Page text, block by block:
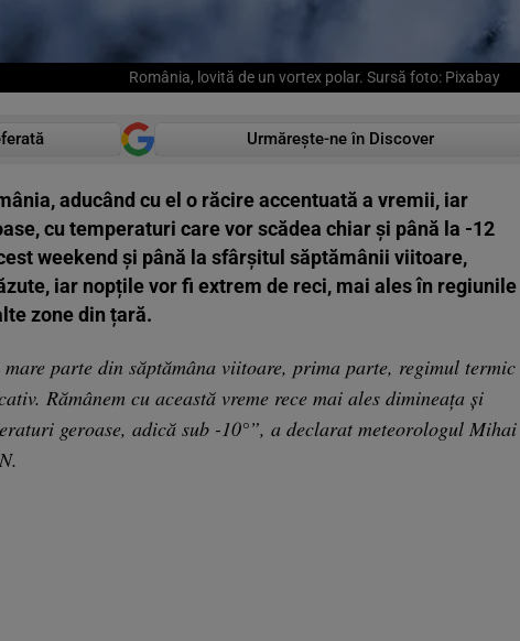
România, lovită de un vortex polar. Sursă foto: Pixabay
Urmărește-ne în Discover
aducând cu el o răcire accentuată a vremii, iar
cu temperaturi care vor scădea chiar și până la -12
weekend și până la sfârșitul săptămânii viitoare,
iar nopțile vor fi extrem de reci, mai ales în regiunile
zone din țară.
mare parte din săptămâna viitoare, prima parte, regimul termic
Rămânem cu această vreme rece mai ales dimineața și
geroase, adică sub -10°”, a declarat meteorologul Mihai